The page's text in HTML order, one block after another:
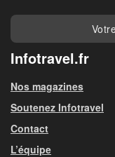
Infotravel.fr
Nos magazines
Soutenez Infotravel
Contact
L’équipe